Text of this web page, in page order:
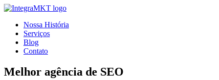
Nossa História
Serviços
Blog
Contato
Melhor agência de SEO